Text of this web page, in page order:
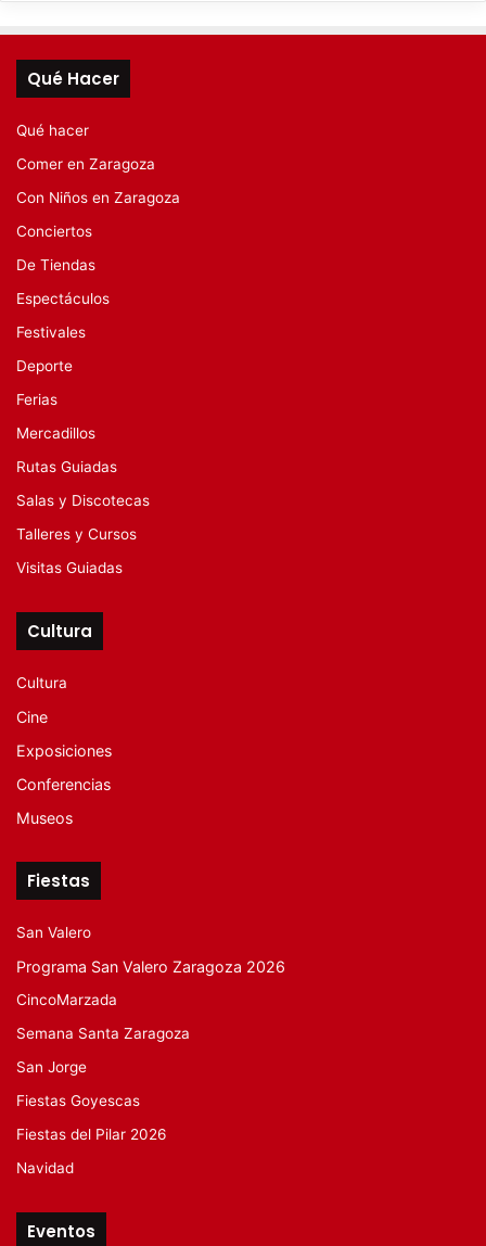
Qué Hacer
Qué hacer
Comer en Zaragoza
Con Niños en Zaragoza
Conciertos
De Tiendas
Espectáculos
Festivales
Deporte
Ferias
Mercadillos
Rutas Guiadas
Salas y Discotecas
Talleres y Cursos
Visitas Guiadas
Cultura
Cultura
Cine
Exposiciones
Conferencias
Museos
Fiestas
San Valero
Programa San Valero Zaragoza 2026
CincoMarzada
Semana Santa Zaragoza
San Jorge
Fiestas Goyescas
Fiestas del Pilar 2026
Navidad
Eventos